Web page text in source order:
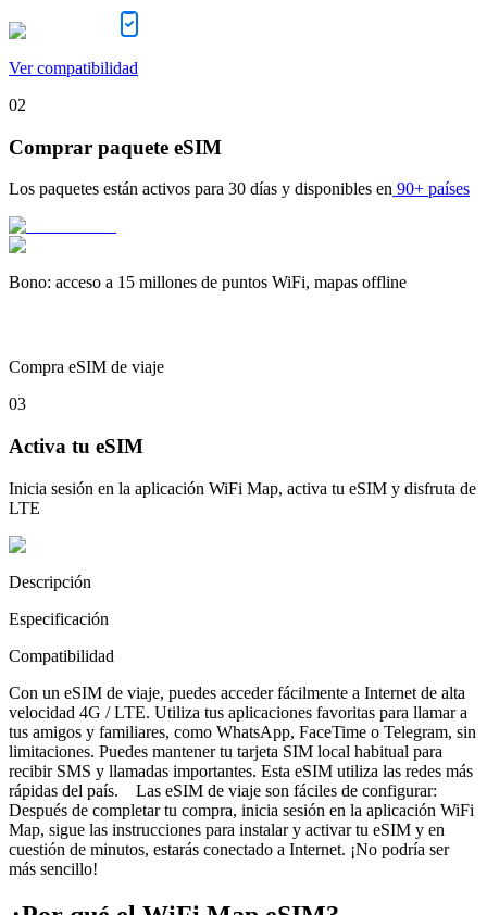
Ver compatibilidad
02
Comprar paquete eSIM
Los paquetes están activos para 30 días y disponibles en 90+ países
Bono: acceso a 15 millones de puntos WiFi, mapas offline
Compra eSIM de viaje
03
Activa tu eSIM
Inicia sesión en la aplicación WiFi Map, activa tu eSIM y disfruta de
LTE
Descripción
Especificación
Compatibilidad
Con un eSIM de viaje, puedes acceder fácilmente a Internet de alta
velocidad 4G / LTE. Utiliza tus aplicaciones favoritas para llamar a
tus amigos y familiares, como WhatsApp, FaceTime o Telegram, sin
limitaciones. Puedes mantener tu tarjeta SIM local habitual para
recibir SMS y llamadas importantes. Esta eSIM utiliza las redes más
rápidas del país. Las eSIM de viaje son fáciles de configurar:
Después de completar tu compra, inicia sesión en la aplicación WiFi
Map, sigue las instrucciones para instalar y activar tu eSIM y en
cuestión de minutos, estarás conectado a Internet. ¡No podría ser
más sencillo!